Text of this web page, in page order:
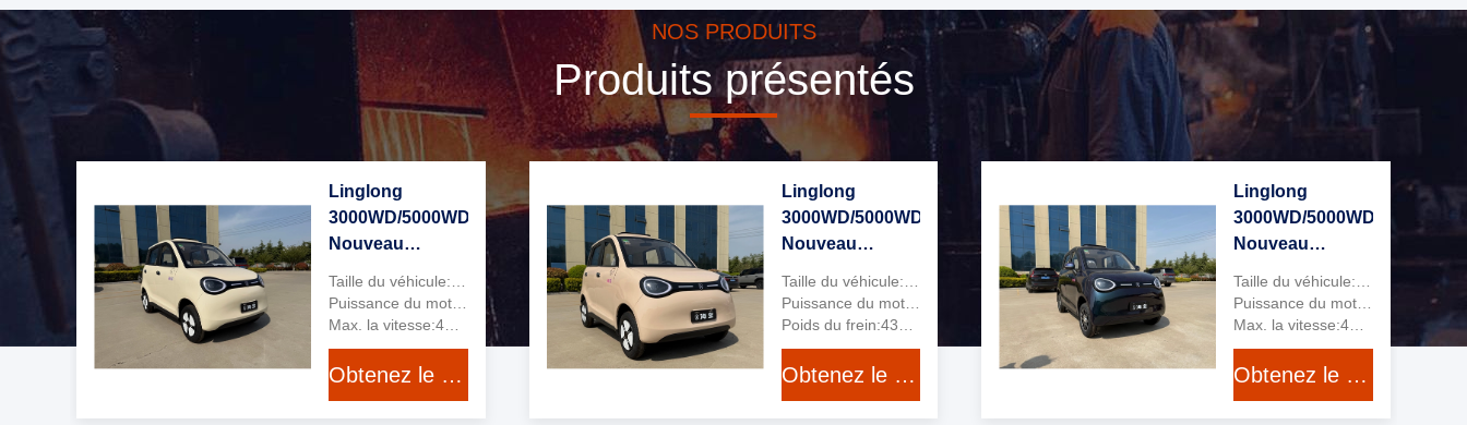
NOS PRODUITS
Produits présentés
Linglong
3000WD/5000WD
Nouveau
électrique à
quatre roues à
quatre places à
cinq portes
Obtenez le meilleur prix
Linglong
3000WD/5000WD
Nouveau
électrique à
quatre roues à
quatre places à
cinq portes
Puissance du moteur:3000MC
Obtenez le meilleur prix
Linglong
3000WD/5000WD
Nouveau
électrique à
quatre roues à
quatre places à
cinq portes
Obtenez le meilleur prix